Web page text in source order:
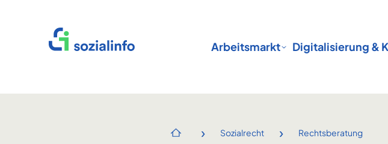
Startseite
Arbeitsmarkt Digitalisierung &
Startseite
› Sozialrecht › Rechtsberatung